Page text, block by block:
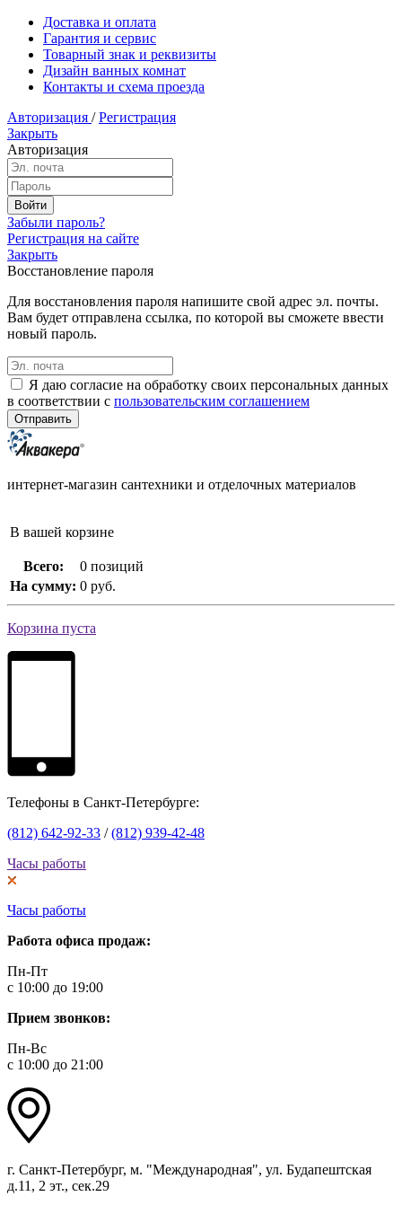
Доставка и оплата
Гарантия и сервис
Товарный знак и реквизиты
Дизайн ванных комнат
Контакты и схема проезда
Авторизация / Регистрация
Закрыть
Авторизация
Забыли пароль?
Регистрация на сайте
Закрыть
Восстановление пароля
Для восстановления пароля напишите свой адрес эл. почты.
Вам будет отправлена ссылка, по которой вы сможете ввести
новый пароль.
Я даю согласие на обработку своих персональных данных
в соответствии с пользовательским соглашением
интернет-магазин сантехники и отделочных материалов
В вашей корзине
Всего:
0 позиций
На сумму: 0 руб.
Корзина пуста
Телефоны в Санкт-Петербурге:
(812) 642-92-33 /(812) 939-42-48
Часы работы
Часы работы
Работа офиса продаж:
Пн-Пт
с 10:00 до 19:00
Прием звонков:
Пн-Вс
с 10:00 до 21:00
г. Санкт-Петербург, м. "Международная", ул. Будапештская
д.11, 2 эт., сек.29